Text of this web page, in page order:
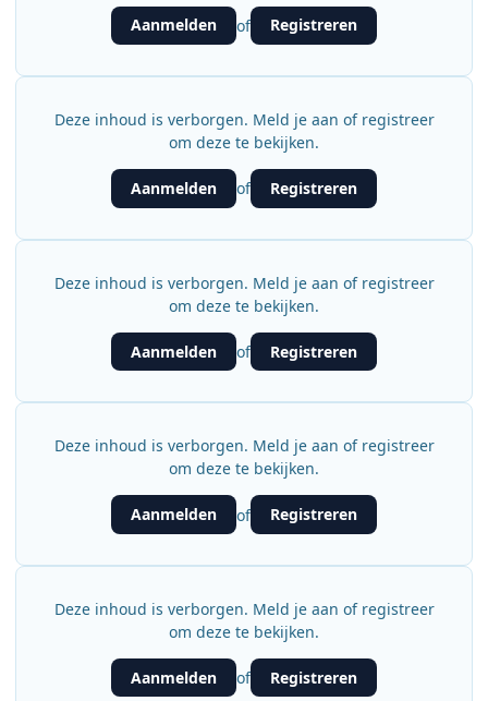
Aanmelden of Registreren
Deze inhoud is verborgen. Meld je aan of registreer
om deze te bekijken.
Aanmelden of Registreren
Deze inhoud is verborgen. Meld je aan of registreer
om deze te bekijken.
Aanmelden of Registreren
Deze inhoud is verborgen. Meld je aan of registreer
om deze te bekijken.
Aanmelden of Registreren
Deze inhoud is verborgen. Meld je aan of registreer
om deze te bekijken.
Aanmelden of Registreren